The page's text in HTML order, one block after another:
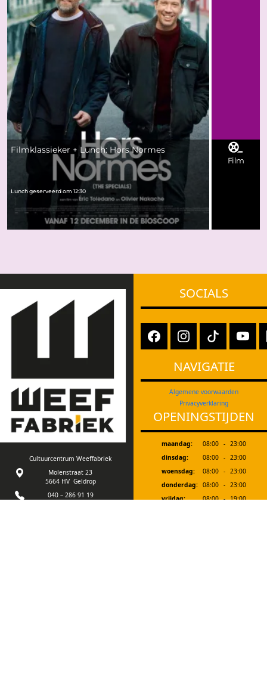
Filmklassieker + Lunch: Hors Normes
Lunch geserveerd om 12:30
Film
Cultuurcentrum Weeffabriek
Molenstraat 23
5664 HV Geldrop
040 – 286 91 19
SOCIALS
NAVIGATIE
Algemene voorwaarden
Privacyverklaring
OPENINGSTIJDEN
maandag: 08:00 - 23:00
dinsdag:
08:00 - 23:00
woensdag:
08:00 - 23:00
donderdag: 08:00 - 23:00
vrijdag:
08:00 - 19:00